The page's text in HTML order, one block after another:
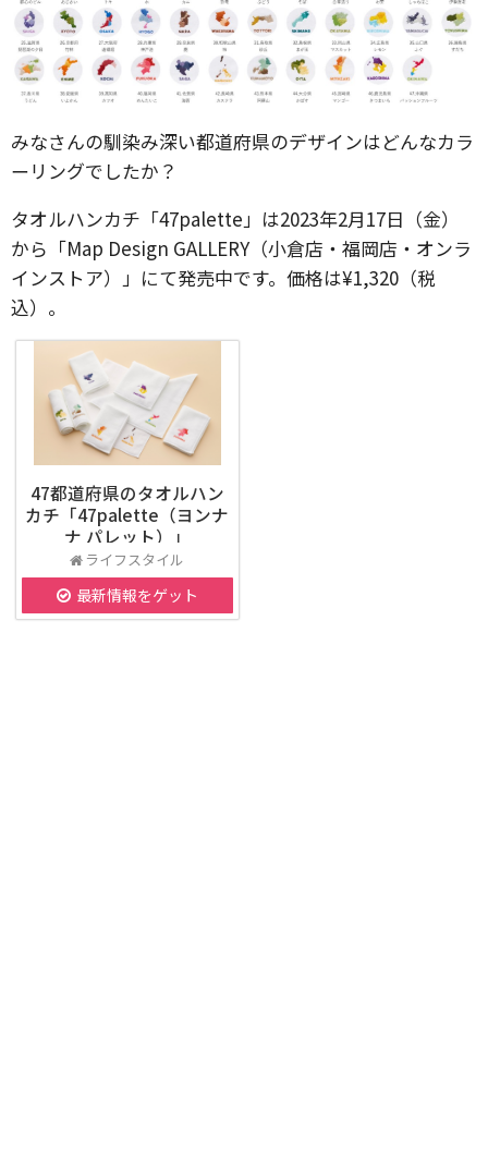
みなさんの馴染み深い都道府県のデザインはどんなカラ
ーリングでしたか？
タオルハンカチ「47palette」は2023年2月17日（金）
から「Map Design GALLERY（小倉店・福岡店・オンラ
インストア）」にて発売中です。価格は¥1,320（税
込）。
47都道府県のタオルハン
カチ「47palette（ヨンナ
ナ パレット）」
ライフスタイル
最新情報をゲット